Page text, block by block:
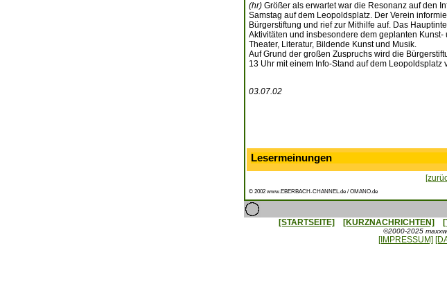
(hr) Größer als erwartet war die Resonanz auf den
Samstag auf dem Leopoldsplatz. Der Verein
Bürgerstiftung und rief zur Mithilfe auf. Das
Aktivitäten und insbesondere dem geplanten
Theater, Literatur, Bildende Kunst und Musik.
Auf Grund der großen Zuspruchs wird die
13 Uhr mit einem Info-Stand auf dem Leopoldsplatz
03.07.02
Lesermeinungen
© 2002 www.EBERBACH-CHANNEL.de / OMANO.de
[STARTSEITE] [KURZNACHRICHTEN]
©2000-2025
[IMPRESSUM]